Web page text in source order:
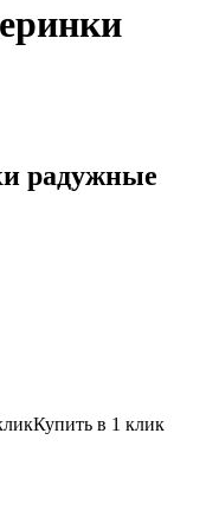
радужные
Купить в 1 клик